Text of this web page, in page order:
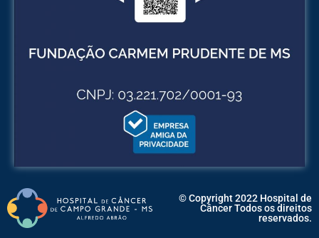
© Copyright 2022 Hospital de
Câncer Todos os direitos
reservados.